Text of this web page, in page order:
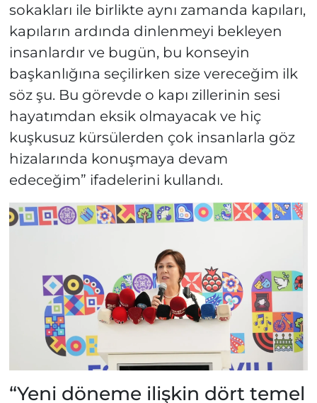
sokakları ile birlikte aynı zamanda kapıları,
kapıların ardında dinlenmeyi bekleyen
insanlardır ve bugün, bu konseyin
başkanlığına seçilirken size vereceğim ilk
söz şu. Bu görevde o kapı zillerinin sesi
hayatımdan eksik olmayacak ve hiç
kuşkusuz kürsülerden çok insanlarla göz
hizalarında konuşmaya devam
edeceğim” ifadelerini kullandı.
“Yeni döneme ilişkin dört temel